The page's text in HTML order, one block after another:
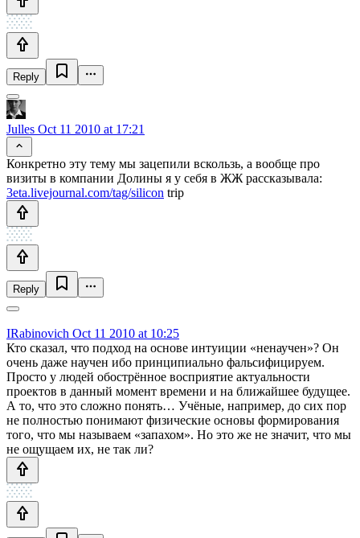
Reply
Julles Oct 11 2010 at 17:21
Конкретно эту тему мы зацепили вскользь, а вообще про
визиты в компании Долины я у себя в ЖЖ рассказывала:
3eta.livejournal.com/tag/silicon trip
Reply
IRabinovich Oct 11 2010 at 10:25
Кто сказал, что подход на основе интуиции «ненаучен»? Он
очень даже научен ибо принципиально фальсифицируем.
Просто у людей обострённое восприятие актуальности
проектов в данный момент времени и на ближайшее будущее.
А то, что это сложно понять… Учёные, например, до сих пор
не полностью понимают физические основы формирования
того, что мы называем «запахом». Но это же не значит, что мы
не ощущаем их, не так ли?